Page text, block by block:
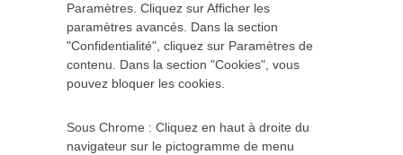
Paramètres. Cliquez sur Afficher les
paramètres avancés. Dans la section
"Confidentialité", cliquez sur Paramètres de
contenu. Dans la section "Cookies", vous
pouvez bloquer les cookies.
Sous Chrome : Cliquez en haut à droite du
navigateur sur le pictogramme de menu